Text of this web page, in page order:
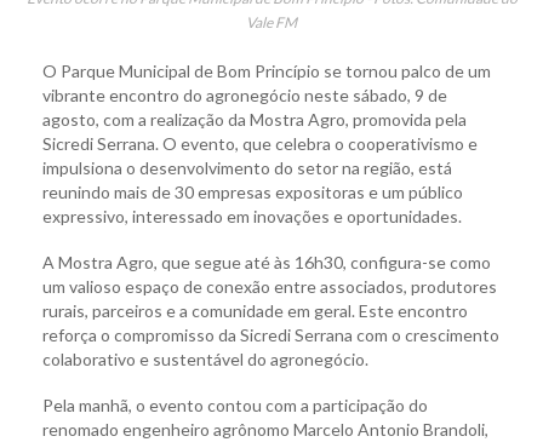
Vale FM
O Parque Municipal de Bom Princípio se tornou palco de um
vibrante encontro do agronegócio neste sábado, 9 de
agosto, com a realização da Mostra Agro, promovida pela
Sicredi Serrana. O evento, que celebra o cooperativismo e
impulsiona o desenvolvimento do setor na região, está
reunindo mais de 30 empresas expositoras e um público
expressivo, interessado em inovações e oportunidades.
A Mostra Agro, que segue até às 16h30, configura-se como
um valioso espaço de conexão entre associados, produtores
rurais, parceiros e a comunidade em geral. Este encontro
reforça o compromisso da Sicredi Serrana com o crescimento
colaborativo e sustentável do agronegócio.
Pela manhã, o evento contou com a participação do
renomado engenheiro agrônomo Marcelo Antonio Brandoli,